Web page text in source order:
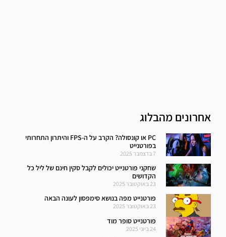
אחרונים מהבלוג
PC או קונסולה? הקרב על ה-FPS והיתרון התחרותי
בפורטנייט
7 בדצמבר 2025
שחקני פורטנייט יכולים לקבל סקין חינם של ליל כל
הקדושים
23 באוקטובר 2025
פורטנייט מפה בנושא סימפסון לעונה הבאה
23 באוקטובר 2025
פורטנייט סופר מוד
24 ביוני 2025